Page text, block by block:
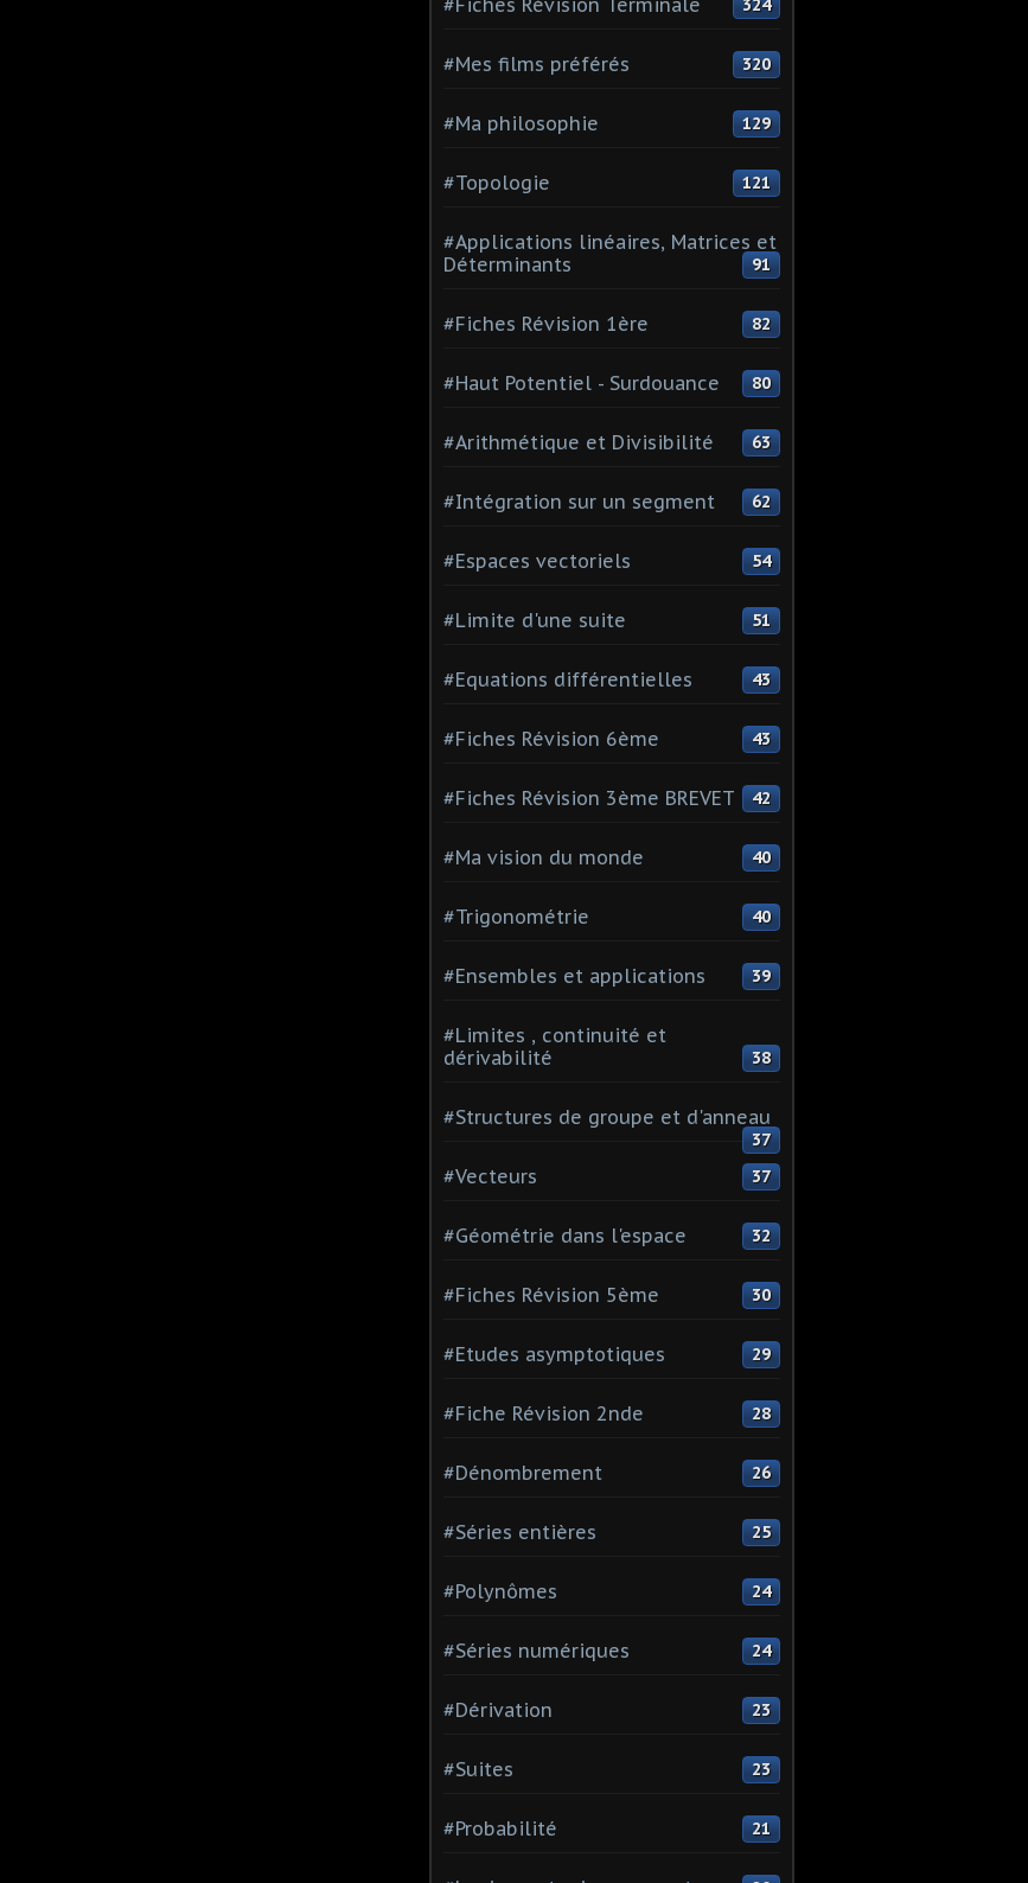
324
#Mes films préférés 320
#Ma philosophie 129
#Topologie 121
#Applications linéaires, Matrices et
Déterminants
91
#Fiches Révision 1ère 82
#Haut Potentiel - Surdouance 80
#Arithmétique et Divisibilité 63
#Intégration sur un segment 62
#Espaces vectoriels 54
#Limite d'une suite 51
#Equations différentielles 43
#Fiches Révision 6ème 43
#Fiches Révision 3ème BREVET 42
#Ma vision du monde 40
#Trigonométrie 40
#Ensembles et applications 39
#Limites , continuité et
dérivabilité
38
#Structures de groupe et d'anneau
37
#Vecteurs 37
#Géométrie dans l'espace 32
#Fiches Révision 5ème 30
#Etudes asymptotiques 29
#Fiche Révision 2nde 28
#Dénombrement 26
#Séries entières 25
#Polynômes 24
#Séries numériques 24
#Dérivation 23
#Suites 23
#Probabilité 21